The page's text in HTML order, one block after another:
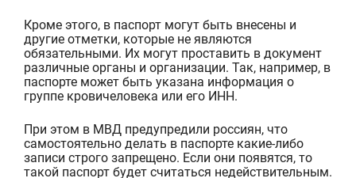
Кроме этого, в паспорт могут быть внесены и
другие отметки, которые не являются
обязательными. Их могут проставить в документ
различныеорганы и организации. Так, например, в
паспорте может быть указана информация о
группекровичеловека или его ИНН.
При этом в МВД предупредили россиян, что
самостоятельно делать в паспорте какие-либо
записи строго запрещено. Если они появятся, то
такой паспорт будет считаться недействительным.